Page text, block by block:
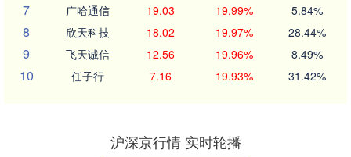
7 广哈通信 19.03 19.99% 5.84%
8 欣天科技 18.02 19.97% 28.44%
9 飞天诚信 12.56 19.96% 8.49%
10 任子行 7.16 19.93% 31.42%
沪深京行情 实时轮播